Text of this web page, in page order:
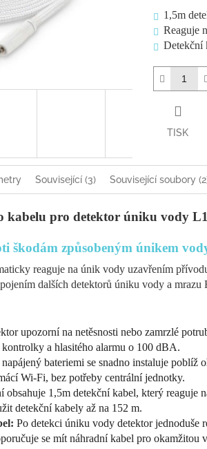
1,5m
Reaguje
Detekční
TISK
Související (3) Související soubory
kabelu pro detektor úniku vody L1
škodám způsobeným únikem
reaguje na únik vody uzavřením
dalších detektorů úniku vody a
upozorní na netěsnosti nebo zamrzlé
a hlasitého alarmu o 100 dBA.
bateriemi se snadno instaluje
Wi-Fi, bez potřeby centrální jednotky.
obsahuje 1,5m detekční kabel, který reaguje
detekční kabely až na 152 m.
Po detekci úniku vody detektor jednoduše
se mít náhradní kabel pro okamžitou